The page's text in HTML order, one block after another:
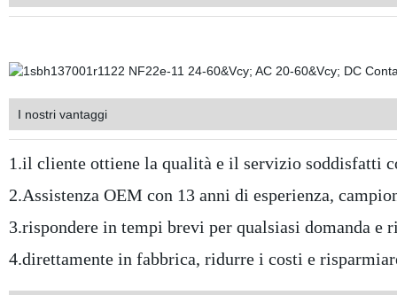
I nostri vantaggi
1.il cliente ottiene la qualità e il servizio soddisfatti
2.Assistenza OEM con 13 anni di esperienza,
3.rispondere in tempi brevi per qualsiasi domanda e
4.direttamente in fabbrica, ridurre i costi e